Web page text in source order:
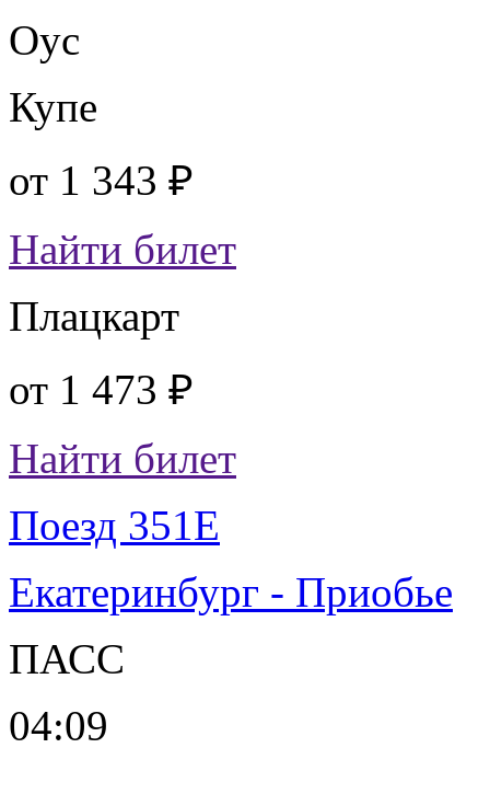
Оус
Купе
от 1 343 ₽
Найти билет
Плацкарт
от 1 473 ₽
Найти билет
Поезд 351Е
Екатеринбург - Приобье
ПАСС
04:09